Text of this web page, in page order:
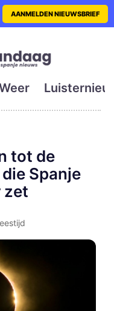
eerste
AANMELDEN NIEUWSBRIEF
tot de
Spanje
zet